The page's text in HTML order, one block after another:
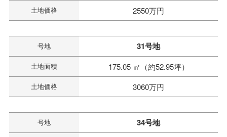
土地価格 2550万円
号地 31号地
土地面積 175.05 ㎡（約52.95坪）
土地価格 3060万円
号地 34号地